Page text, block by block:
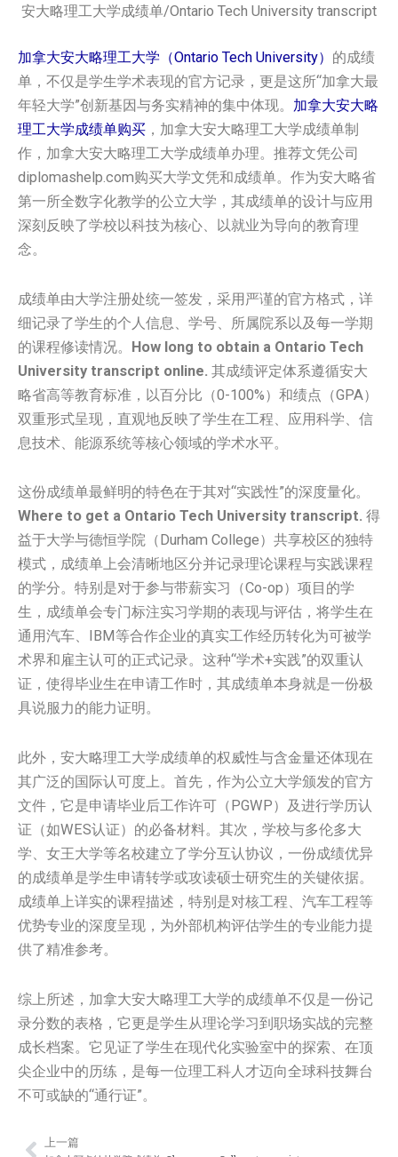
安大略理工大学成绩单/Ontario Tech University transcript
加拿大安大略理工大学（Ontario Tech University） 的成绩
单，不仅是学生学术表现的官方记录，更是这所“加拿大最
年轻大学”创新基因与务实精神的集中体现。 加拿大安大略
理工大学成绩单购买 ，加拿大安大略理工大学成绩单制
作，加拿大安大略理工大学成绩单办理。推荐文凭公司
diplomashelp.com购买大学文凭和成绩单。作为安大略省
第一所全数字化教学的公立大学，其成绩单的设计与应用
深刻反映了学校以科技为核心、以就业为导向的教育理
念。
成绩单由大学注册处统一签发，采用严谨的官方格式，详
细记录了学生的个人信息、学号、所属院系以及每一学期
的课程修读情况。 How long to obtain a Ontario Tech
University transcript online. 其成绩评定体系遵循安大
略省高等教育标准，以百分比（0-100%）和绩点（GPA）
双重形式呈现，直观地反映了学生在工程、应用科学、信
息技术、能源系统等核心领域的学术水平。
这份成绩单最鲜明的特色在于其对“实践性”的深度量化。
Where to get a Ontario Tech University transcript. 得
益于大学与德恒学院（Durham College）共享校区的独特
模式，成绩单上会清晰地区分并记录理论课程与实践课程
的学分。特别是对于参与带薪实习（Co-op）项目的学
生，成绩单会专门标注实习学期的表现与评估，将学生在
通用汽车、IBM等合作企业的真实工作经历转化为可被学
术界和雇主认可的正式记录。这种“学术+实践”的双重认
证，使得毕业生在申请工作时，其成绩单本身就是一份极
具说服力的能力证明。
此外，安大略理工大学成绩单的权威性与含金量还体现在
其广泛的国际认可度上。首先，作为公立大学颁发的官方
文件，它是申请毕业后工作许可（PGWP）及进行学历认
证（如WES认证）的必备材料。其次，学校与多伦多大
学、女王大学等名校建立了学分互认协议，一份成绩优异
的成绩单是学生申请转学或攻读硕士研究生的关键依据。
成绩单上详实的课程描述，特别是对核工程、汽车工程等
优势专业的深度呈现，为外部机构评估学生的专业能力提
供了精准参考。
综上所述，加拿大安大略理工大学的成绩单不仅是一份记
录分数的表格，它更是学生从理论学习到职场实战的完整
成长档案。它见证了学生在现代化实验室中的探索、在顶
尖企业中的历练，是每一位理工科人才迈向全球科技舞台
不可或缺的“通行证”。
上一篇